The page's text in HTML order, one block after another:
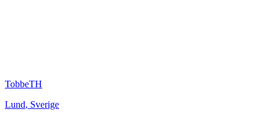
TobbeTH
Lund, Sverige